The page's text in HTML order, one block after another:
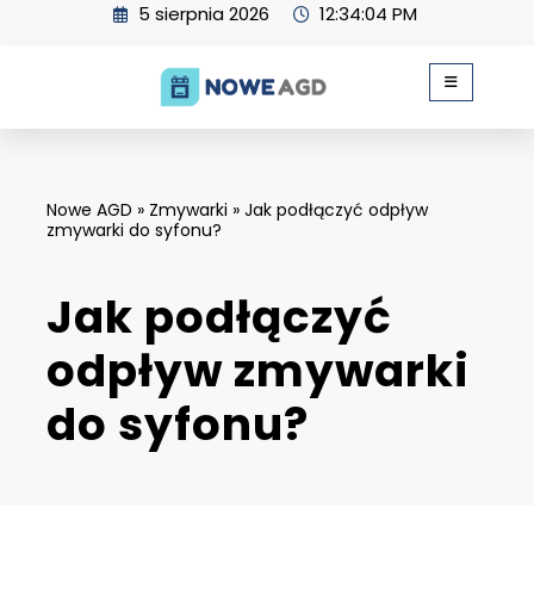
5 sierpnia 2026 12:34:05 PM
Nowe AGD » Zmywarki »Jak podłączyć odpływ
zmywarki do syfonu?
Jak podłączyć
odpływ zmywarki
do syfonu?